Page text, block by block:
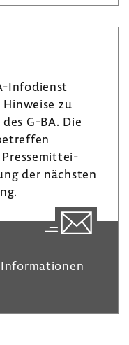
Infodienst
zu
G-BA. Die
Pres­se­mit­tei­
der nächsten
Infor­ma­tionen